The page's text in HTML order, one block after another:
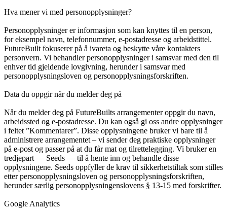
Hva mener vi med personopplysninger?
Personopplysninger er informasjon som kan knyttes til en person,
for eksempel navn, telefonnummer, e-postadresse og arbeidstittel.
FutureBuilt fokuserer på å ivareta og beskytte våre kontakters
personvern. Vi behandler personopplysninger i samsvar med den til
enhver tid gjeldende lovgivning, herunder i samsvar med
personopplysningsloven og personopplysningsforskriften.
Data du oppgir når du melder deg på
Når du melder deg på FutureBuilts arrangementer oppgir du navn,
arbeidssted og e-postadresse. Du kan også gi oss andre opplysninger
i feltet ”Kommentarer”. Disse opplysningene bruker vi bare til å
administrere arrangementet – vi sender deg praktiske opplysninger
på e-post og passer på at du får mat og tilrettelegging. Vi bruker en
tredjepart — Seeds — til å hente inn og behandle disse
opplysningene. Seeds oppfyller de krav til sikkerhetstiltak som stilles
etter personopplysningsloven og personopplysningsforskriften,
herunder særlig personopplysningenslovens § 13-15 med forskrifter.
Google Analytics